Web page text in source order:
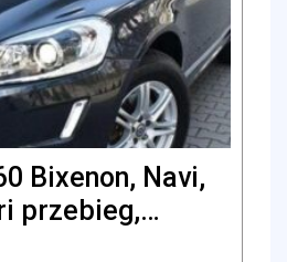
Bixenon, Navi,
przebieg,…